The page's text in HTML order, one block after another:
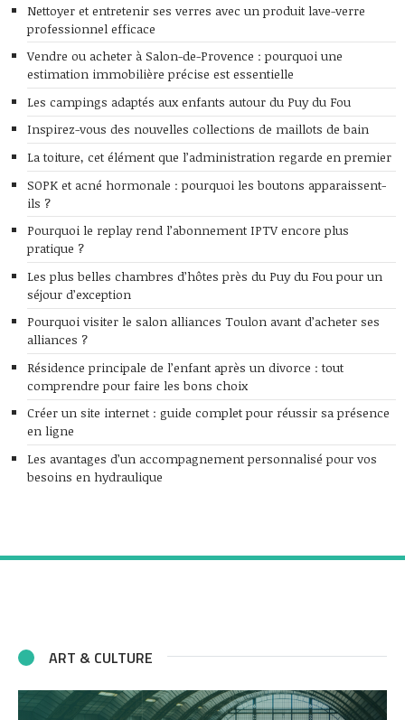
Nettoyer et entretenir ses verres avec un produit lave-verre
professionnel efficace
Vendre ou acheter à Salon-de-Provence : pourquoi une
estimation immobilière précise est essentielle
Les campings adaptés aux enfants autour du Puy du Fou
Inspirez-vous des nouvelles collections de maillots de bain
La toiture, cet élément que l’administration regarde en premier
SOPK et acné hormonale : pourquoi les boutons apparaissent-
ils ?
Pourquoi le replay rend l’abonnement IPTV encore plus
pratique ?
Les plus belles chambres d’hôtes près du Puy du Fou pour un
séjour d’exception
Pourquoi visiter le salon alliances Toulon avant d’acheter ses
alliances ?
Résidence principale de l’enfant après un divorce : tout
comprendre pour faire les bons choix
Créer un site internet : guide complet pour réussir sa présence
en ligne
Les avantages d’un accompagnement personnalisé pour vos
besoins en hydraulique
ART & CULTURE